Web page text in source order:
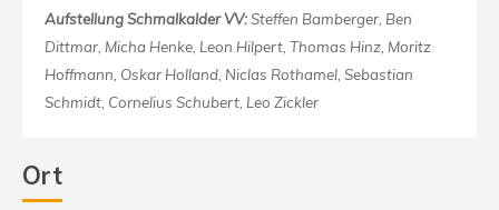
Aufstellung Schmalkalder VV:Steffen Bamberger, Ben
Dittmar, Micha Henke, Leon Hilpert, Thomas Hinz, Moritz
Hoffmann, Oskar Holland, Niclas Rothamel, Sebastian
Schmidt, Cornelius Schubert, Leo Zickler
Ort